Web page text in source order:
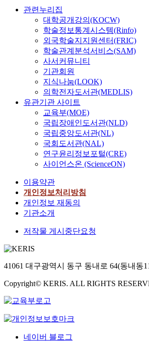
관련누리집
대학공개강의(KOCW)
학술정보통계시스템(Rinfo)
외국학술지지원센터(FRIC)
학술관계분석서비스(SAM)
사서커뮤니티
기관회원
지식나눔(LOOK)
의학전자도서관(MEDLIS)
유관기관 사이트
교육부(MOE)
국립장애인도서관(NLD)
국립중앙도서관(NL)
국회도서관(NAL)
연구윤리정보포털(CRE)
사이언스온 (ScienceON)
이용약관
개인정보처리방침
개인정보 재동의
기관소개
저작물 게시중단요청
41061 대구광역시 동구 동내로 64(동내동
Copyright© KERIS. ALL RIGHTS
네이버 블로그